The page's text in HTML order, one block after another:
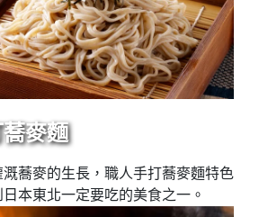
麥麵
蕎麥的生長，職人手打蕎麥麵特色
本東北一定要吃的美食之一。